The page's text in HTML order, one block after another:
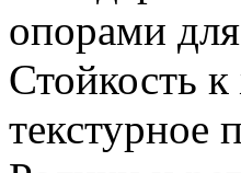
опорами
Стойкость
текстурное